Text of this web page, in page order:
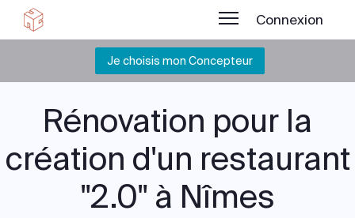
Connexion
Je choisis mon Concepteur
Rénovation pour la
création d'un restaurant
"2.0" à Nîmes